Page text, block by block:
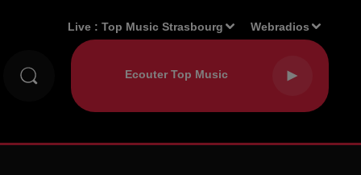
Live :Top Music Strasbourg Webradios